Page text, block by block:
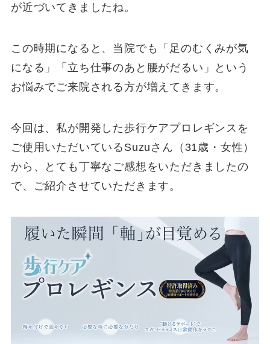
が近づいてきましたね。
この時期になると、当院でも「足のむくみが気
になる」「立ち仕事のあと腰がだるい」という
お悩みでご来院される方が増えてきます。
今回は、私が開発した歩行ケアプロレギンスを
ご使用いただいているSuzuさん（31歳・女性）
から、とても丁寧なご感想をいただきましたの
で、ご紹介させていただきます。